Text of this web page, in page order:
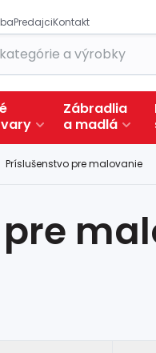
PredajciKontakt
Zábradlia
a madlá
Príslušenstvo pre malovanie